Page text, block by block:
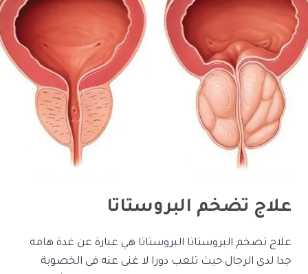
علاج تضخم البروستاتا
علاج تضخم البروستاتا البروستاتا هي عبارة عن غدة هامه
جدا لدى الرجال حيث تلعب دورا لا غنى عنه فى الخصوبة